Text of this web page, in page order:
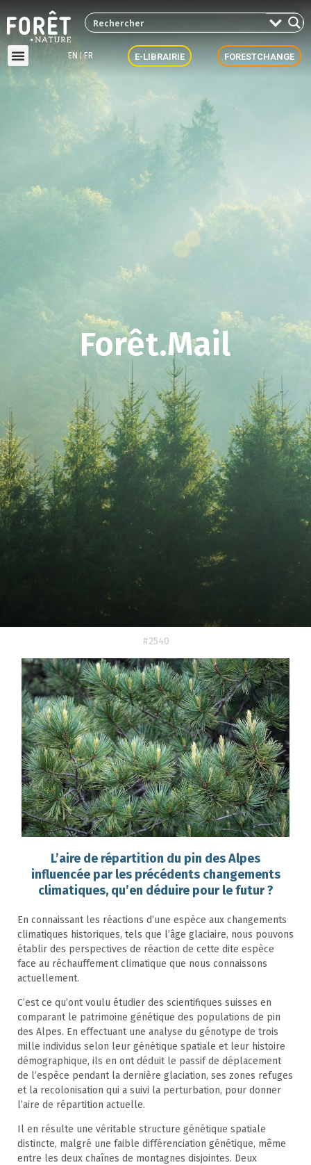
EN FR E-LIBRAIRIE FORESTCHANGE
Forêt.Mail
#2540
L’aire de répartition du pin des Alpes
influencée par les précédents changements
climatiques, qu’en déduire pour le futur ?
En connaissant les réactions d’une espèce aux changements
climatiques historiques, tels que l’âge glaciaire, nous pouvons
établir des perspectives de réaction de cette dite espèce
face au réchauffement climatique que nous connaissons
actuellement.
C’est ce qu’ont voulu étudier des scientifiques suisses en
comparant le patrimoine génétique des populations de pin
des Alpes. En effectuant une analyse du génotype de trois
mille individus selon leur génétique spatiale et leur histoire
démographique, ils en ont déduit le passif de déplacement
de l’espèce pendant la dernière glaciation, ses zones refuges
et la recolonisation qui a suivi la perturbation, pour donner
l’aire de répartition actuelle.
Il en résulte une véritable structure génétique spatiale
distincte, malgré une faible différenciation génétique, même
entre les deux chaînes de montagnes disjointes. Deux